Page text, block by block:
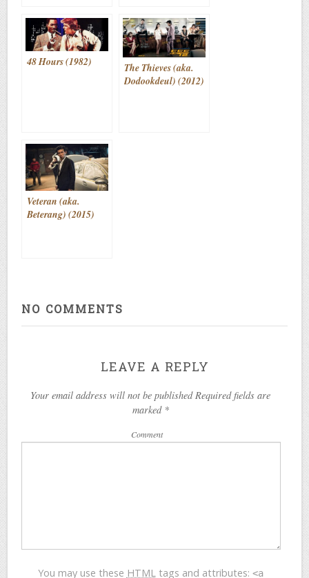
48 Hours (1982)
The Thieves (aka.
Dodookdeul) (2012)
Veteran (aka.
Beterang) (2015)
NO COMMENTS
LEAVE A REPLY
Your email address will not be published Required fields are
marked *
Comment
You may use these HTMLtags and attributes: <a